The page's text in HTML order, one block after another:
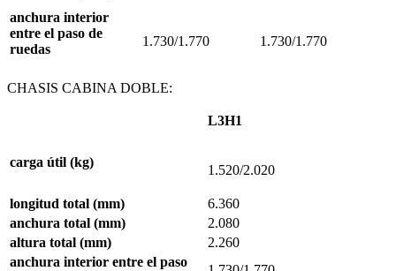
anchura interior
entre el paso de
ruedas
1.730/1.770 1.730/1.770
CHASIS CABINA DOBLE:
L3H1
carga útil (kg)
1.520/2.020
longitud total (mm)
6.360
anchura total (mm)
2.080
altura total (mm)
2.260
anchura interior entre el paso